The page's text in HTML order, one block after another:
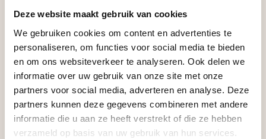
Deze website maakt gebruik van cookies
We gebruiken cookies om content en advertenties te
personaliseren, om functies voor social media te bieden
en om ons websiteverkeer te analyseren. Ook delen we
informatie over uw gebruik van onze site met onze
partners voor social media, adverteren en analyse. Deze
partners kunnen deze gegevens combineren met andere
informatie die u aan ze heeft verstrekt of die ze hebben
verzameld op basis van uw gebruik van hun services.
Vrijblijvend advies?
Geen probleem, wij hebben alles voor uw
Aangepaste openingstijden tijdens de
vakantieperiode
Waardenburg en Vego Dordrecht hanteren tijdens
de vakantieperiode aangepaste openingstijden op
zaterdag. Bekijk de vestigingspagina voor de